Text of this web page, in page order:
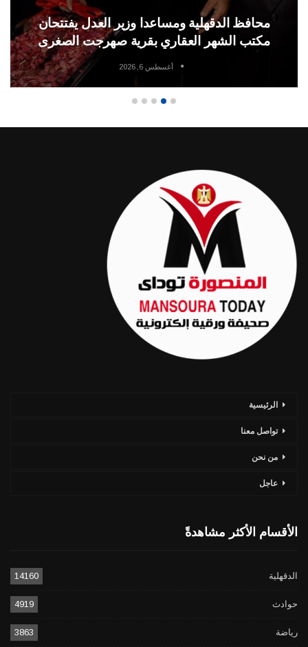
محافظ الدقهلية ومساعدا وزير العدل يفتتحان
مكتب الشهر العقاري بقرية صهرجت الصغرى
أغسطس 6, 2026
الرئيسية
تواصل معنا
من نحن
عاجل
الأقسام الأكثر مشاهدةً
الدقهلية 14160
حوادث 4919
رياضة 3863